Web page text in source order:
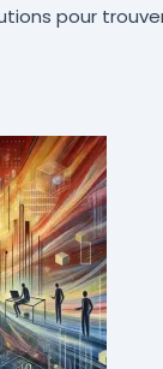
pour